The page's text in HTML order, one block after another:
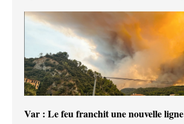
Var : Le feu franchit une nouvelle ligne